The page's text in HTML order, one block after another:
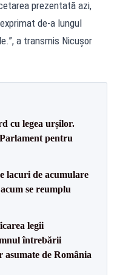
prezentată azi,
de-a lungul
a transmis Nicușor
cu legea urșilor.
pentru
lacuri de acumulare
se reumplu
legii
întrebării
asumate de România